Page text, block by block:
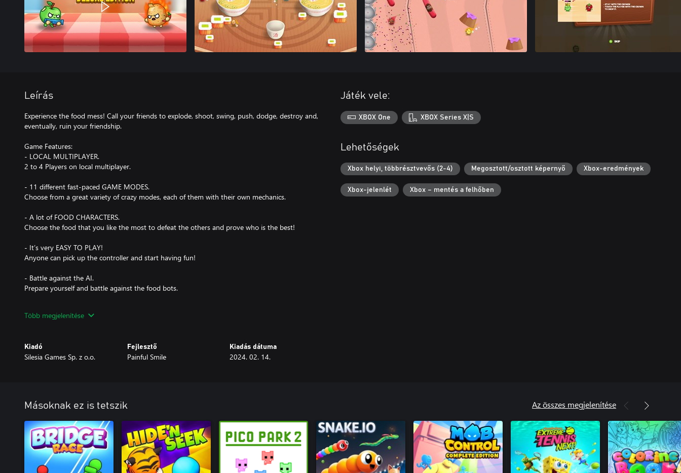
Leírás
Experience the food mess! Call your friends to explode, shoot, swing, push, dodge, destroy and,
eventually, ruin your friendship.
Game Features:
- LOCAL MULTIPLAYER.
2 to 4 Players on local multiplayer.
- 11 different fast-paced GAME MODES.
Choose from a great variety of crazy modes, each of them with their own mechanics.
- A lot of FOOD CHARACTERS.
Choose the food that you like the most to defeat the others and prove who is the best!
- It’s very EASY TO PLAY!
Anyone can pick up the controller and start having fun!
- Battle against the AI.
Prepare yourself and battle against the food bots.
Finish the challenges to earn achievements and unlock new awesome characters!
Több megjelenítése
Kiadó
Silesia Games Sp. z o.o.
Fejlesztő
Painful Smile
Kiadás dátuma
2024. 02. 14.
Játék vele:
XBOX One XBOX Series X|S
Lehetőségek
Xbox helyi, többrésztvevős (2-4) Megosztott/osztott képernyő Xbox-eredmények
Xbox-jelenlét Xbox – mentés a felhőben
Másoknak ez is tetszik Az összes megjelenítése